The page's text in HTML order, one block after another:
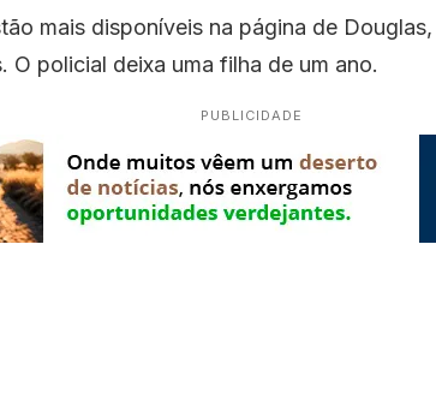
mais disponíveis na página de
O policial deixa uma filha de um ano.
PUBLICIDADE